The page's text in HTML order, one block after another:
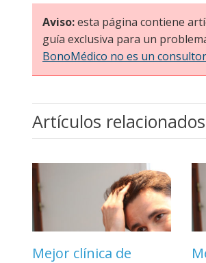
Aviso:esta página contiene
guía exclusiva para un
BonoMédico no es un
Artículos relacionados
Mejor clínica de
¿Cuál es el mejor